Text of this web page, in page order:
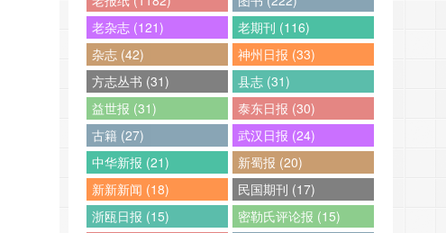
老杂志 (121)
老期刊 (116)
杂志 (42)
神州日报 (33)
方志丛书 (31)
县志 (31)
益世报 (31)
泰东日报 (30)
古籍 (27)
武汉日报 (24)
中华新报 (21)
新蜀报 (20)
新新新闻 (18)
民国期刊 (17)
浙瓯日报 (15)
密勒氏评论报 (15)